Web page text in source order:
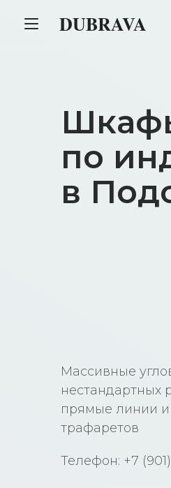
по
в
Массивные
нестандартных
прямые линии и
трафаретов
Телефон: +7
DUBRAVA